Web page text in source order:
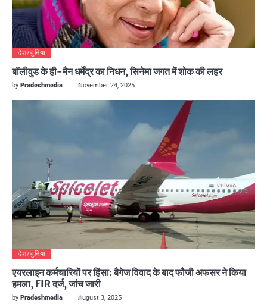
देश/दुनिया
बॉलीवुड के ही-मैन धर्मेंद्र का निधन, सिनेमा जगत में शोक की लहर
by Pradeshmedia November 24, 2025
देश/दुनिया
एयरलाइन कर्मचारियों पर हिंसा: बैगेज विवाद के बाद फौजी अफसर ने किया
हमला, FIR दर्ज, जांच जारी
by Pradeshmedia August 3, 2025